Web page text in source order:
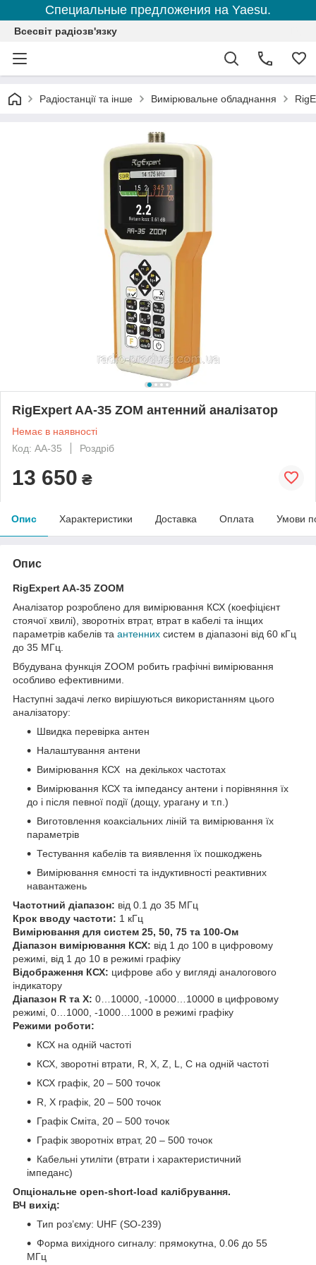
Специальные предложения на Yaesu.
Всесвіт радіозв'язку
Радіостанції та інше Вимірювальне обладнання
RigExpert AA-35 ZOM антенний аналізатор
Немає в наявності
Код: AA-35
Роздріб
13 650 ₴
Опис Характеристики Доставка Оплата Умови
Опис
RigExpert AA-35 ZOOM
Аналізатор розроблено для вимірювання КСХ (коефіцієнт
стоячої хвилі), зворотніх втрат, втрат в кабелі та інщих
параметрів кабелів та антенних систем в діапазоні від 60 кГц
до 35 МГц.
Вбудувана функція ZOOM робить графічні вимірювання
особливо ефективними.
Наступні задачі легко вирішуються використанням цього
аналізатору:
Швидка перевірка антен
Налаштування антени
Вимірювання КСХ на декількох частотах
Вимірювання КСХ та імпедансу антени і порівняння їх
до і після певної події (дощу, урагану и т.п.)
Виготовлення коаксіальних ліній та вимірювання їх
параметрів
Тестування кабелів та виявлення їх пошкоджень
Вимірювання ємності та індуктивності реактивних
навантажень
Частотний діапазон: від 0.1 до 35 МГц
Крок вводу частоти: 1 кГц
Вимірювання для систем 25, 50, 75 та 100-Ом
Діапазон вимірювання КСХ: від 1 до 100 в цифровому
режимі, від 1 до 10 в режимі графіку
Відображення КСХ: цифрове або у вигляді аналогового
індикатору
Діапазон R та X: 0…10000, -10000…10000 в цифровому
режимі, 0…1000, -1000…1000 в режимі графіку
Режими роботи:
КСХ на одній частоті
КСХ, зворотні втрати, R, X, Z, L, C на одній частоті
КСХ графік, 20 – 500 точок
R, X графік, 20 – 500 точок
Графік Сміта, 20 – 500 точок
Графік зворотніх втрат, 20 – 500 точок
Кабельні утиліти (втрати і характеристичний
імпеданс)
Опціональне open-short-load калібрування.
ВЧ вихід:
Тип роз’єму: UHF (SO-239)
Форма вихідного сигналу: прямокутна, 0.06 до 55
МГц